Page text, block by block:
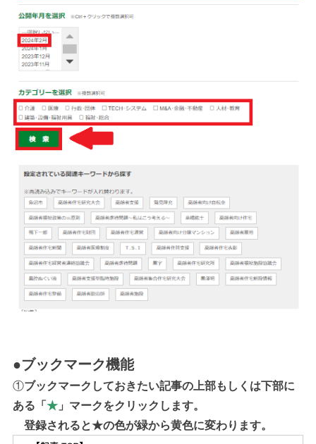
●ブックマーク機能
①ブックマークしておきたい記事の上部もしくは下部に
ある「★」マークをクリックします。
登録されると★の色が緑から黄色に変わります。